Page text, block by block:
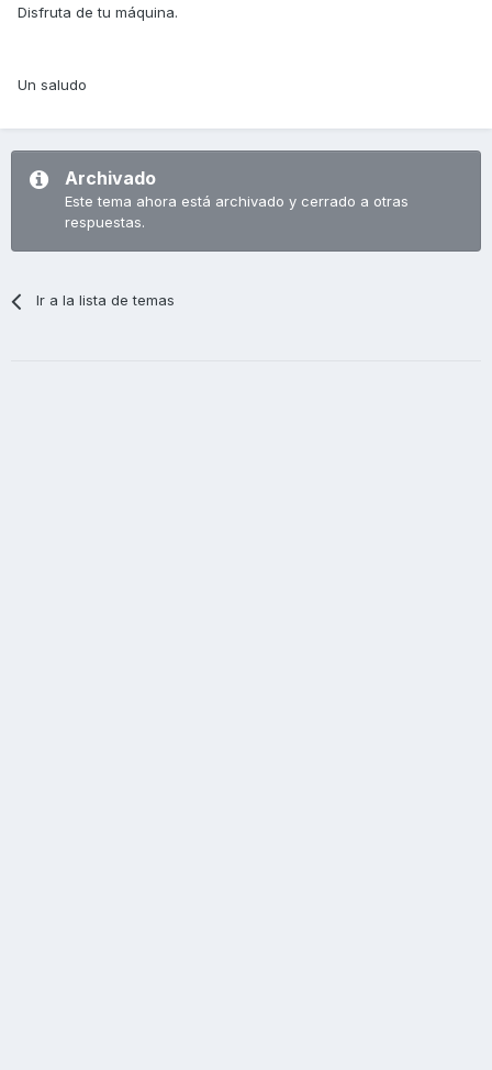
Disfruta de tu máquina.
Un saludo
Archivado
Este tema ahora está archivado y cerrado a otras
respuestas.
Ir a la lista de temas